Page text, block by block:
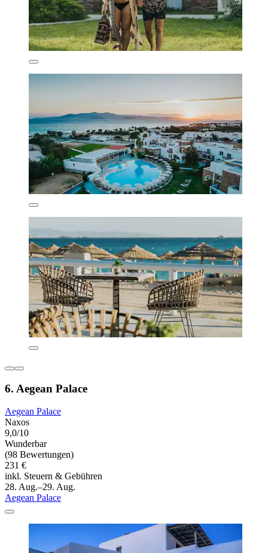
6. Aegean Palace
Aegean Palace
Naxos
9,0/10
Wunderbar
(98 Bewertungen)
231 €
inkl. Steuern & Gebühren
28. Aug.–29. Aug.
Aegean Palace